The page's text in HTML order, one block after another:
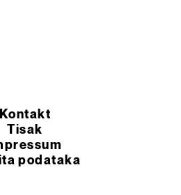
Kontakt
Tisak
podataka